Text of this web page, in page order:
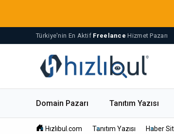
Türkiye'nin En Aktif Freelance Hizmet Pazarı
Domain Pazarı Tanıtım Yazısı
Hızlıbul.com Tanıtım Yazısı Haber